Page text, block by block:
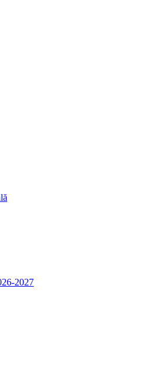
2027